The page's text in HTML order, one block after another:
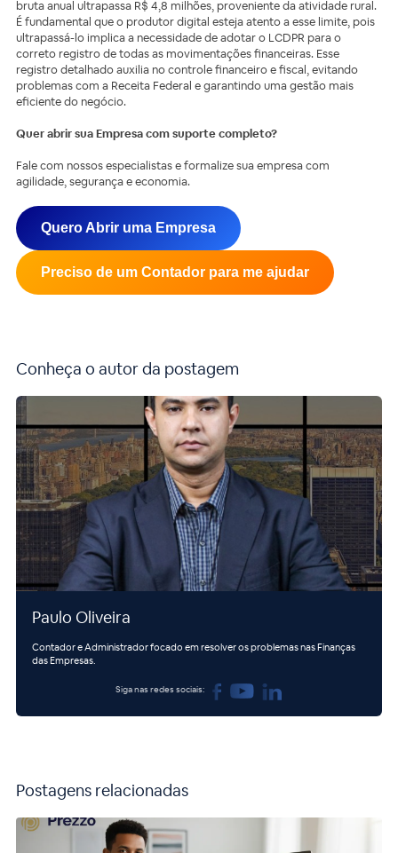
bruta anual ultrapassa R$ 4,8 milhões, proveniente da atividade rural.
É fundamental que o produtor digital esteja atento a esse limite, pois
ultrapassá-lo implica a necessidade de adotar o LCDPR para o
correto registro de todas as movimentações financeiras. Esse
registro detalhado auxilia no controle financeiro e fiscal, evitando
problemas com a Receita Federal e garantindo uma gestão mais
eficiente do negócio.
Quer abrir sua Empresa com suporte completo?
Fale com nossos especialistas e formalize sua empresa com
agilidade, segurança e economia.
Quero Abrir uma Empresa
Preciso de um Contador para me ajudar
Conheça o autor da postagem
Paulo Oliveira
Contador e Administrador focado em resolver os problemas nas Finanças
das Empresas.
Siga nas redes sociais:
Postagens relacionadas